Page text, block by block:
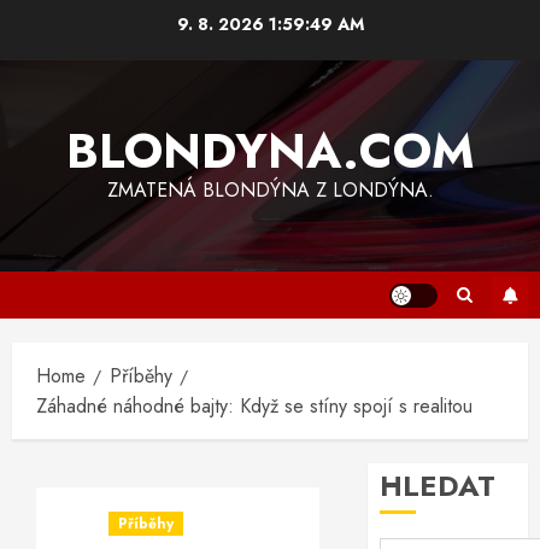
9. 8. 2026 1:59:50 AM
BLONDYNA.COM
ZMATENÁ BLONDÝNA Z LONDÝNA.
Home
Příběhy
Záhadné náhodné bajty: Když se stíny spojí s realitou
Příběhy
HLEDAT